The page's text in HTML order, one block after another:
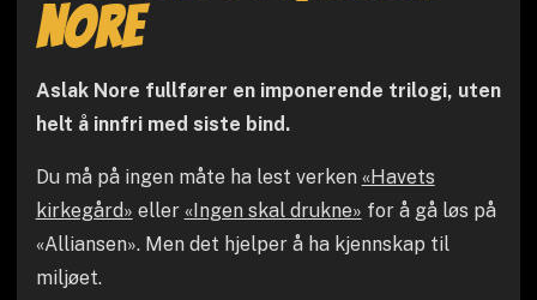
Nore
Aslak Nore fullfører en imponerende trilogi, uten
helt å innfri med siste bind.
Du må på ingen måte ha lest verken «Havets
kirkegård» eller «Ingen skal drukne» for å gå løs på
«Alliansen». Men det hjelper å ha kjennskap til
miljøet.